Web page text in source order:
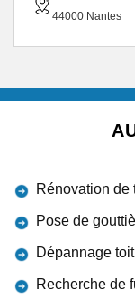
44000 Nantes
Rénovation de
Pose de
Dépannage
Recherche de